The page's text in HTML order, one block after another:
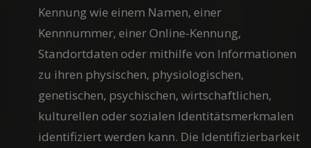
Kennung wie einem Namen, einer
Kennnummer, einer Online-Kennung,
Standortdaten oder mithilfe von Informationen
zu ihren physischen, physiologischen,
genetischen, psychischen, wirtschaftlichen,
kulturellen oder sozialen Identitätsmerkmalen
identifiziert werden kann. Die Identifizierbarkeit